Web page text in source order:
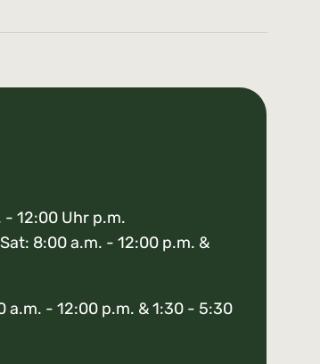
12:00 Uhr p.m.
8:00 a.m. - 12:00 p.m. &
- 12:00 p.m. & 1:30 - 5:30